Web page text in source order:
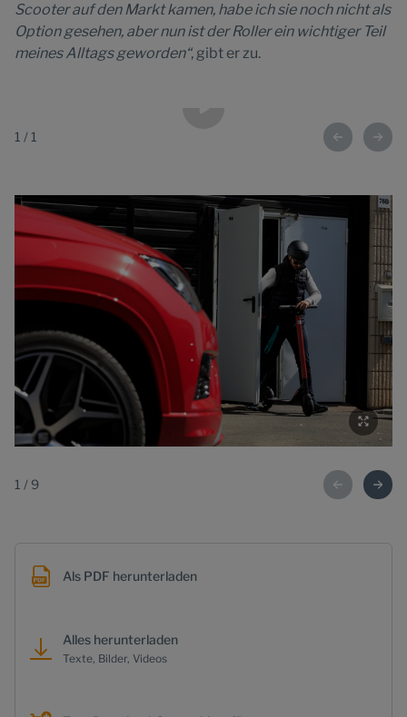
Scooter auf den Markt kamen, habe ich sie noch nicht als
Option gesehen, aber nun ist der Roller ein wichtiger Teil
meines Alltags geworden“, gibt er zu.
1 / 1
1 / 9
Als PDF herunterladen
Alles herunterladen
Texte, Bilder, Videos